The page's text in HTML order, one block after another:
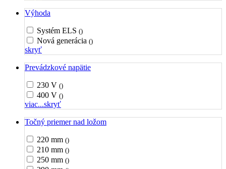
Výhoda
Systém ELS ()
Nová generácia ()
skryť
Prevádzkové napätie
230 V ()
400 V ()
viac...skryť
Točný priemer nad ložom
220 mm ()
210 mm ()
250 mm ()